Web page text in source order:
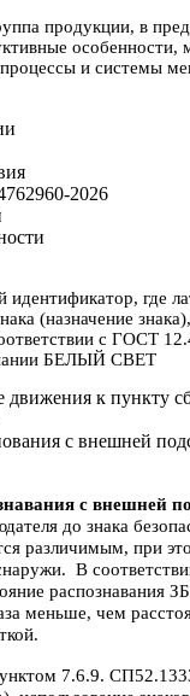
продукции, в
особенности,
и системы
2026
где
(назначение
с ГОСТ
БЕЛЫЙ СВЕТ
к пункту
с внешней
с внешней
до знака
различимым, при
В
распознавания
меньше, чем
7.6.9.